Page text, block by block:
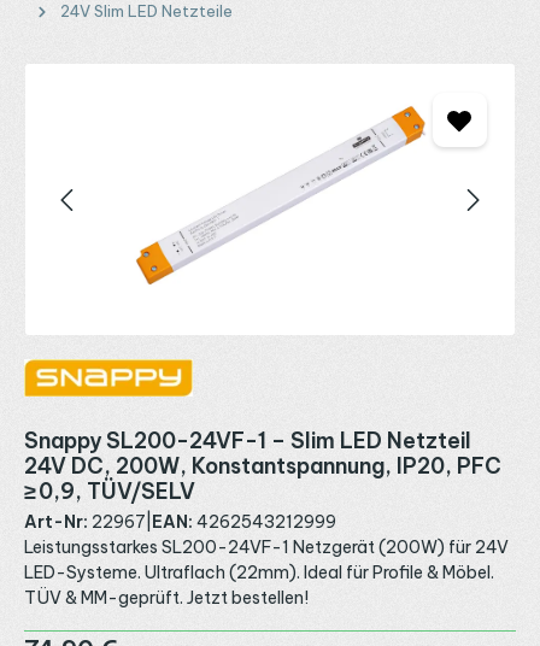
24V Slim LED Netzteile
Snappy SL200-24VF-1 – Slim LED Netzteil
24V DC, 200W, Konstantspannung, IP20, PFC
≥ 0,9, TÜV/SELV
Art-Nr: 22967 EAN: 4262543212999
Leistungsstarkes SL200-24VF-1 Netzgerät (200W) für 24V
LED-Systeme. Ultraflach (22mm). Ideal für Profile & Möbel.
TÜV & MM-geprüft. Jetzt bestellen!